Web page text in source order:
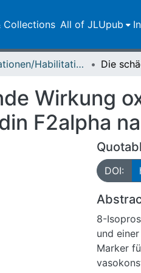
Collections All of JLUpub
Dissertationen/Habilitationen
Wirkung
F2alpha
DOI:
8-
und
Marker